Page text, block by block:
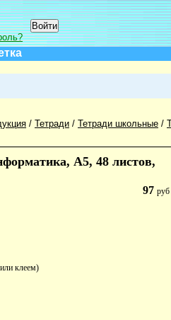
/ Тетради / Тетради школьные /
А5, 48 листов,
97руб
клеем)